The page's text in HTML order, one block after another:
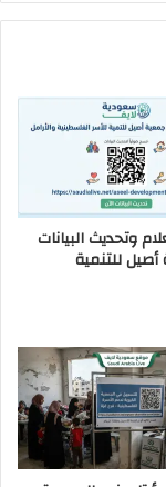
وتحديث البيانات
للتنمية